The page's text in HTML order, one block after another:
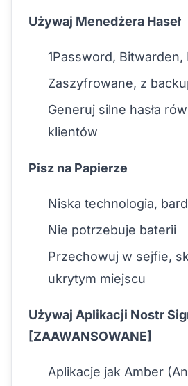
Używaj Menedżera Haseł
1Password, Bitwarden,
Zaszyfrowane, z
Generuj silne hasła
klientów
Pisz na Papierze
Niska technologia,
Nie potrzebuje baterii
Przechowuj w sejfie,
ukrytym miejscu
Używaj Aplikacji Nostr
[ZAAWANSOWANE]
Aplikacje jak Amber